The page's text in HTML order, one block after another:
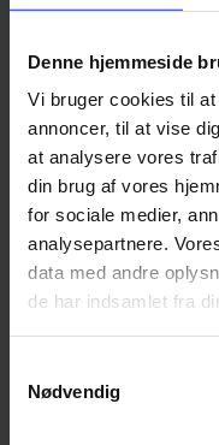
Denne hjemmeside
Vi bruger cookies til
annoncer, til at vise
at analysere vores
din brug af vores
for sociale medier,
analysepartnere.
data med andre
de har indsamlet fra
Nødvendig
6. august 2026